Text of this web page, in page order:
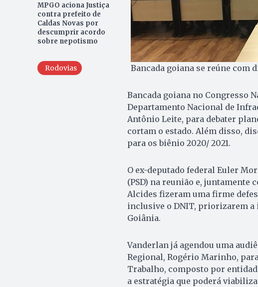
MPGO aciona Justiça
contra prefeito de
Caldas Novas por
descumprir acordo
sobre nepotismo
Rodovias Bancada goiana se reúne com
Bancada goiana no Congresso
Departamento Nacional de
Antônio Leite, para debater
cortam o estado. Além disso,
para os biênio 2020/ 2021.
O ex-deputado federal Euler
(PSD) na reunião e, juntamente
Alcides fizeram uma firme
inclusive o DNIT, priorizarem
Goiânia.
Vanderlan já agendou uma
Regional, Rogério Marinho,
Trabalho, composto por
a estratégia que poderá